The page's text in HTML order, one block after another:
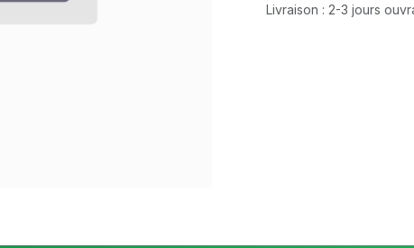
Livraison : 2-3 jours